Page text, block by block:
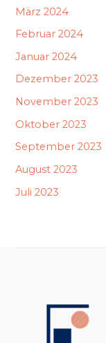
März 2024
Februar 2024
Januar 2024
Dezember 2023
November 2023
Oktober 2023
September 2023
August 2023
Juli 2023